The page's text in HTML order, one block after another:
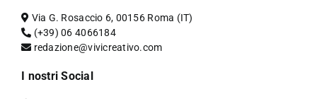
Via G. Rosaccio 6, 00156 Roma (IT)
(+39) 06 4066184
redazione@vivicreativo.com
I nostri Social